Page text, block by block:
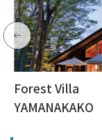
Forest Villa
YAMANAKAKO